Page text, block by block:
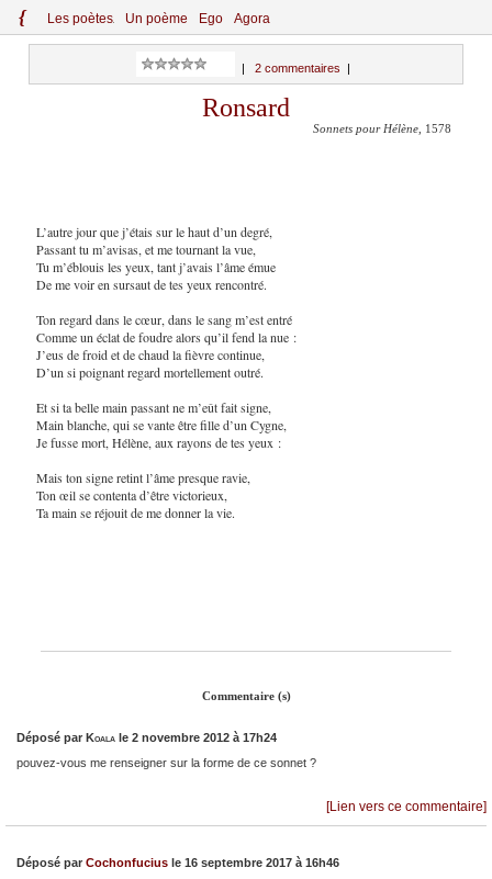
{ Les poètes Un poème Ego Agora
2 commentaires
Ronsard
Sonnets pour Hélène , 1578
L’autre jour que j’étais sur le haut d’un degré,
Passant tu m’avisas, et me tournant la vue,
Tu m’éblouis les yeux, tant j’avais l’âme émue
De me voir en sursaut de tes yeux rencontré.
Ton regard dans le cœur, dans le sang m’est entré
Comme un éclat de foudre alors qu’il fend la nue :
J’eus de froid et de chaud la fièvre continue,
D’un si poignant regard mortellement outré.
Et si ta belle main passant ne m’eût fait signe,
Main blanche, qui se vante être fille d’un Cygne,
Je fusse mort, Hélène, aux rayons de tes yeux :
Mais ton signe retint l’âme presque ravie,
Ton œil se contenta d’être victorieux,
Ta main se réjouit de me donner la vie.
Commentaire (s)
Déposé par Koala le 2 novembre 2012 à 17h24
pouvez-vous me renseigner sur la forme de ce sonnet ?
[Lien vers ce commentaire]
Déposé par Cochonfucius le 16 septembre 2017 à 16h46